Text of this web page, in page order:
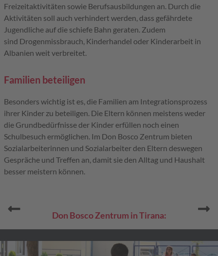
Freizeitaktivitäten sowie Berufsausbildungen an. Durch die
Aktivitäten soll auch verhindert werden, dass gefährdete
Jugendliche auf die schiefe Bahn geraten. Zudem
sind Drogenmissbrauch, Kinderhandel oder Kinderarbeit in
Albanien weit verbreitet.
Familien beteiligen
Besonders wichtig ist es, die Familien am Integrationsprozess
ihrer Kinder zu beteiligen. Die Eltern können meistens weder
die Grundbedürfnisse der Kinder erfüllen noch einen
Schulbesuch ermöglichen. Im Don Bosco Zentrum bieten
Sozialarbeiterinnen und Sozialarbeiter den Eltern deswegen
Gespräche und Treffen an, damit sie den Alltag und Haushalt
besser meistern können.
Don Bosco Zentrum in Tirana: